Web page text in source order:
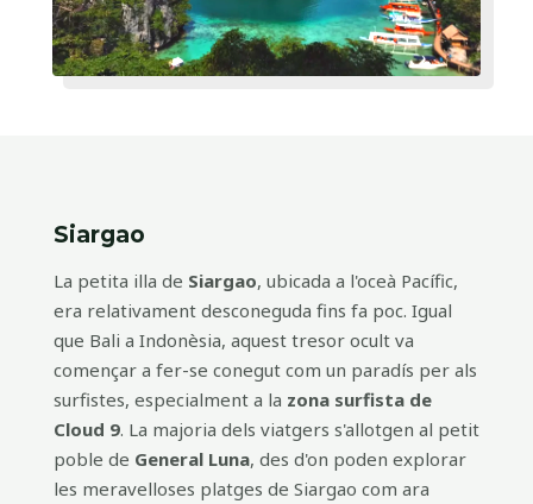
Siargao
La petita illa de Siargao, ubicada a l'oceà Pacífic,
era relativament desconeguda fins fa poc. Igual
que Bali a Indonèsia, aquest tresor ocult va
començar a fer-se conegut com un paradís per als
surfistes, especialment a la zona surfista de
Cloud 9. La majoria dels viatgers s'allotgen al petit
poble de General Luna, des d'on poden explorar
les meravelloses platges de Siargao com ara